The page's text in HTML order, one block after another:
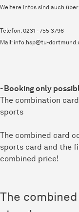
Weitere Infos sind auch
Telefon: 0231 - 755 3796
Mail: info.hsp@tu-
- Booking only
The combination
sports
The combined card
sports card and the
combined price!
The